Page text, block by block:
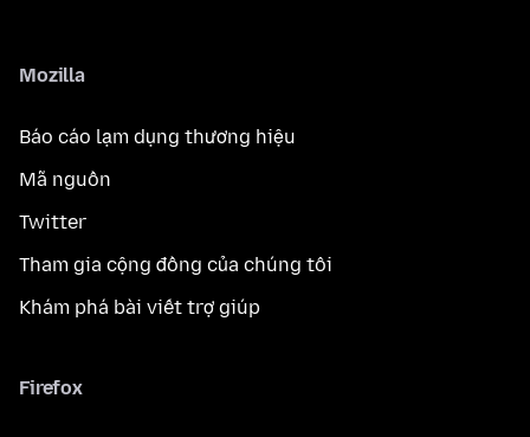
Mozilla
Báo cáo lạm dụng thương hiệu
Mã nguồn
Twitter
Tham gia cộng đồng của chúng tôi
Khám phá bài viết trợ giúp
Firefox